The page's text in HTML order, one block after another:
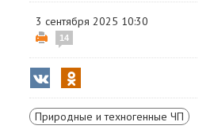
3 сентября 2025 10:30
14
Природные и техногенные ЧП